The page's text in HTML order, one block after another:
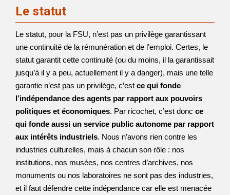
Le statut
Le statut, pour la FSU, n’est pas un privilège garantissant
une continuité de la rémunération et de l’emploi. Certes, le
statut garantit cette continuité (ou du moins, il la garantissait
jusqu’à il y a peu, actuellement il y a danger), mais une telle
garantie n’est pas un privilège, c’est ce qui fonde
l’indépendance des agents par rapport aux pouvoirs
politiques et économiques. Par ricochet, c’est donc ce
qui fonde aussi un service public autonome par rapport
aux intérêts industriels. Nous n’avons rien contre les
industries culturelles, mais à chacun son rôle : nos
institutions, nos musées, nos centres d’archives, nos
monuments ou nos laboratoires ne sont pas des industries,
et il faut défendre cette indépendance car elle est menacée